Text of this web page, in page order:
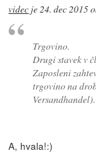
videc je24. dec 2015
Trgovino.
Drugi stavek v
Zaposleni
trgovino na
Versandhandel).
A, hvala!:)